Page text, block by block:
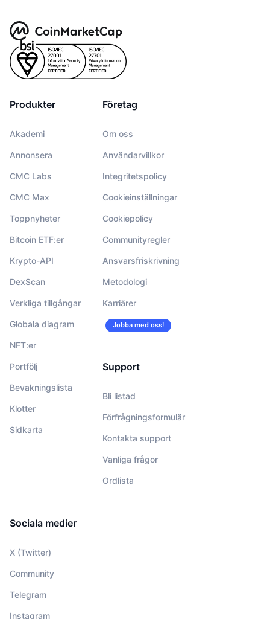
Produkter
Akademi
Annonsera
CMC Labs
CMC Max
Toppnyheter
Bitcoin ETF:er
Krypto-API
DexScan
Verkliga tillgångar
Globala diagram
NFT:er
Portfölj
Bevakningslista
Klotter
Sidkarta
Företag
Om oss
Användarvillkor
Integritetspolicy
Cookieinställningar
Cookiepolicy
Communityregler
Ansvarsfriskrivning
Metodologi
Karriärer
Jobba med oss!
Support
Bli listad
Förfrågningsformulär
Kontakta support
Vanliga frågor
Ordlista
Sociala medier
X (Twitter)
Community
Telegram
Instagram